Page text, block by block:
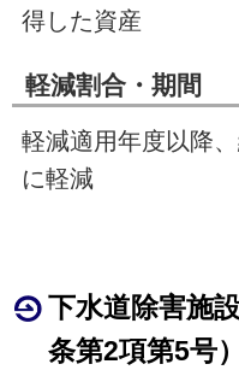
得した資産
軽減割合・期間
軽減適用年度以降
に軽減
下水道除害施
条第2項第5号）